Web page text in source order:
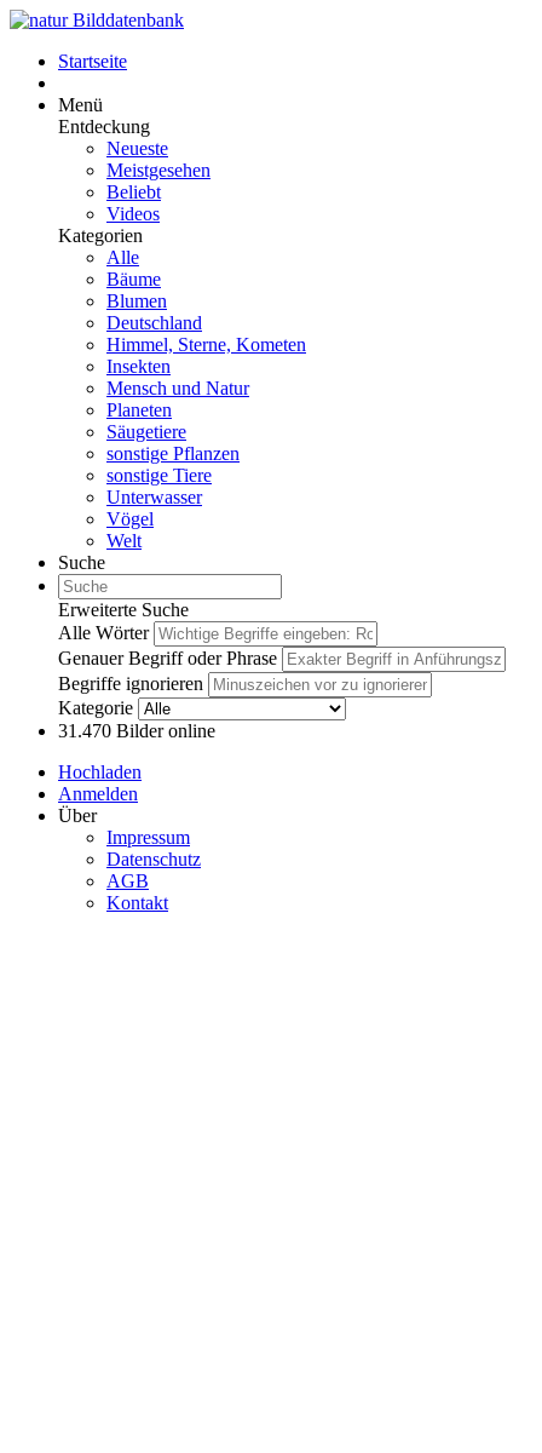
Startseite
Menü
Entdeckung
Neueste
Meistgesehen
Beliebt
Videos
Kategorien
Alle
Bäume
Blumen
Deutschland
Himmel, Sterne, Kometen
Insekten
Mensch und Natur
Planeten
Säugetiere
sonstige Pflanzen
sonstige Tiere
Unterwasser
Vögel
Welt
Suche
Erweiterte Suche
Alle Wörter
Genauer Begriff oder Phrase
Begriffe ignorieren
Kategorie
31.470 Bilder online
Hochladen
Anmelden
Über
Impressum
Datenschutz
AGB
Kontakt